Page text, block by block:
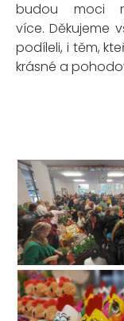
budou moci
více. Děkujeme
podíleli, i těm,
krásné a